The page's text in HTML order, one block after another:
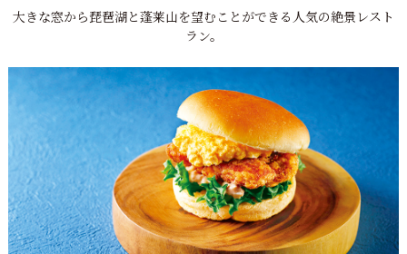
大きな窓から琵琶湖と蓬莱山を望むことができる 人気の絶景レスト
ラン。